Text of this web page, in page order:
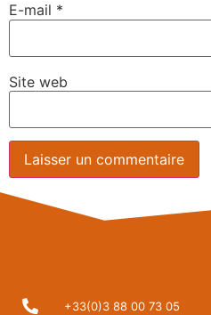
E-mail *
Site web
+33(0)3 88 00 73 05